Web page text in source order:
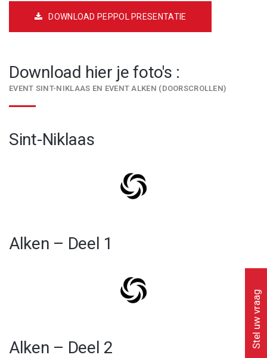
DOWNLOAD PEPPOL PRESENTATIE
Download hier je foto's :
EVENT SINT-NIKLAAS EN EVENT ALKEN (DOORSCROLLEN)
Sint-Niklaas
Alken – Deel 1
Alken – Deel 2 Stel uw vraag